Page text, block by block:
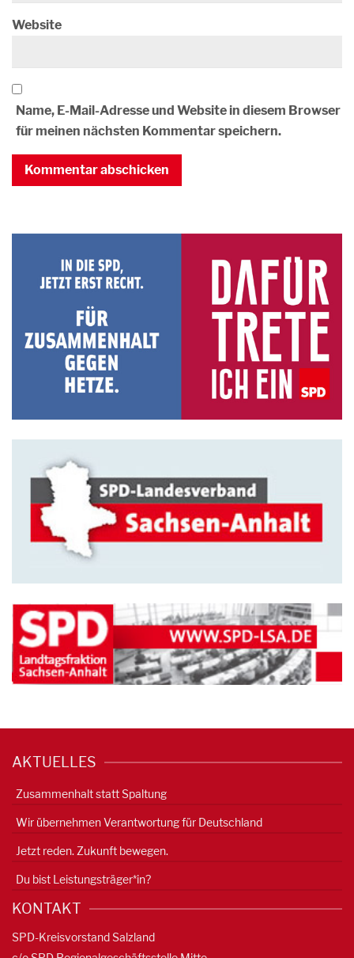
Website
Name, E-Mail-Adresse und Website in diesem Browser
für meinen nächsten Kommentar speichern.
AKTUELLES
Zusammenhalt statt Spaltung
Wir übernehmen Verantwortung für Deutschland
Jetzt reden. Zukunft bewegen.
Du bist Leistungsträger*in?
KONTAKT
SPD-Kreisvorstand Salzland